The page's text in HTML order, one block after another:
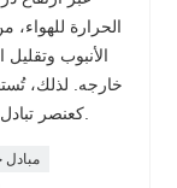
الحرارة
الأنبوب
خارجه. لذلك،
مبادل